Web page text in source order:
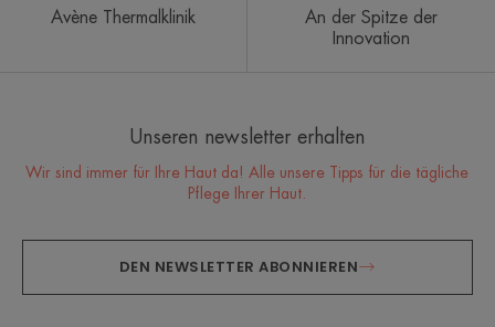
Avène Thermalklinik
An der Spitze der
Innovation
Unseren newsletter erhalten
Wir sind immer für Ihre Haut da! Alle unsere Tipps für die tägliche
Pflege Ihrer Haut.
DEN NEWSLETTER ABONNIEREN